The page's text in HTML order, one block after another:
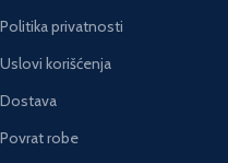
Politika privatnosti
Uslovi korišćenja
Dostava
Povrat robe